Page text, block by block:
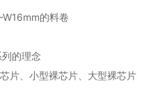
的料卷
的理念
片、小型裸芯片、大型裸芯片